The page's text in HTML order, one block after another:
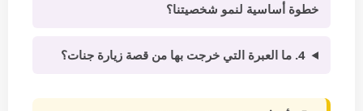
خطوة أساسية لنمو شخصيتنا؟
4. ما العبرة التي خرجت بها من قصة زيارة جنات؟